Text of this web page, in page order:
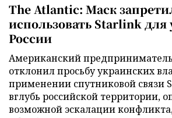
The Atlantic: Маск
использовать Starlink для
России
Американский
отклонил просьбу украинских
применении спутниковой связи
вглубь российской территории,
возможной эскалации